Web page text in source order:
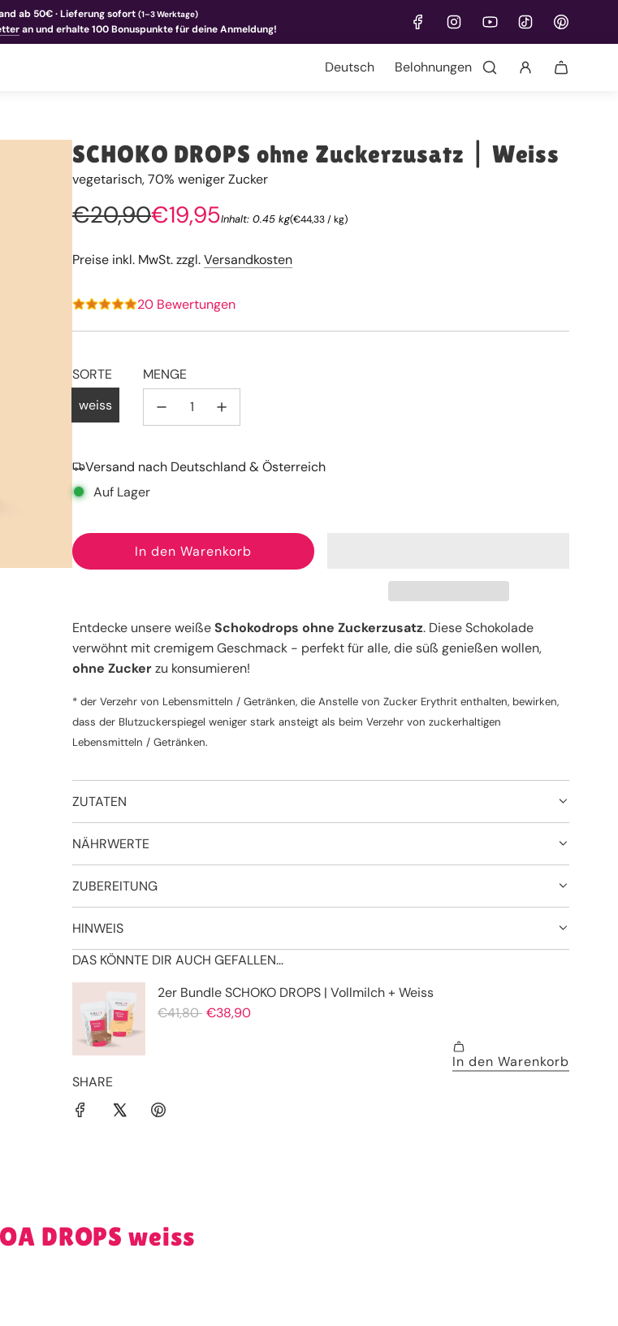
ab 50€ · Lieferung sofort (1–3 Werktage)
an und erhalte 100 Bonuspunkte für deine Anmeldung!
SpracheBelohnungen
SCHOKO DROPS ohne Zuckerzusatz | Weiss
vegetarisch, 70% weniger Zucker
Sonderpreis
€20,90
Regulärer
Preis
€19,95Inhalt: 0.45 kg(€44,33/kg)
Preise inkl. MwSt. zzgl.Versandkosten
20 Bewertungen
SORTE
weiss
MENGE
Versand nach Deutschland & Österreich
Auf Lager
In den Warenkorb
L
e
n
.
.
Entdecke unsere weißeSchokodrops ohne Zuckerzusatz. Diese Schokolade
verwöhnt mit cremigem Geschmack - perfekt für alle, die süß genießen wollen,
ohne Zuckerzu konsumieren!
* der Verzehr von Lebensmitteln / Getränken, die Anstelle von Zucker Erythrit enthalten, bewirken,
dass der Blutzuckerspiegel weniger stark ansteigt als beim Verzehr von zuckerhaltigen
Lebensmitteln / Getränken.
ZUTATEN
NÄHRWERTE
ZUBEREITUNG
HINWEIS
DAS KÖNNTE DIR AUCH GEFALLEN...
SHARE
DROPS weiss